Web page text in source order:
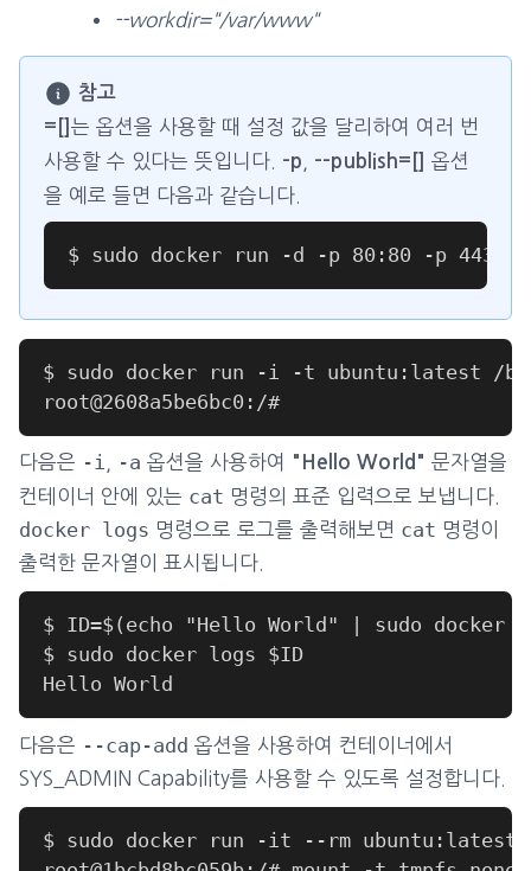
--workdir="/var/www"
참고
=[] 는 옵션을 사용할 때 설정 값을 달리하여 여러 번
사용할 수 있다는 뜻입니다. -p --publish=[]
옵션
을 예로 들면 다음과 같습니다.
다음은 -i -a 옵션을 사용하여 "Hello World" 문자열을
컨테이너 안에 있는 cat 명령의 표준 입력으로 보냅니다.
docker logs 명령으로 로그를 출력해보면 cat 명령이
출력한 문자열이 표시됩니다.
다음은 --cap-add 옵션을 사용하여 컨테이너에서
SYS_ADMIN Capability를 사용할 수 있도록 설정합니다.